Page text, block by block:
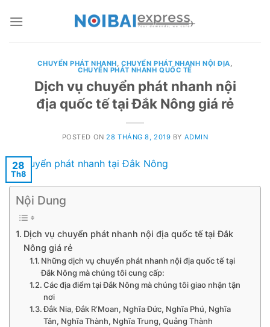
CHUYỂN PHÁT NHANH,CHUYỂN PHÁT NHANH NỘI ĐỊA,
CHUYỂN PHÁT NHANH QUỐC TẾ
Dịch vụ chuyển phát nhanh nội
địa quốc tế tại Đắk Nông giá rẻ
POSTED ON 28 THÁNG 8, 2019 BY ADMIN
28
Th8
Nội Dung
Dịch vụ chuyển phát nhanh nội địa quốc tế tại Đắk
Nông giá rẻ
Những dịch vụ chuyển phát nhanh nội địa quốc tế tại
Đắk Nông mà chúng tôi cung cấp:
Các địa điểm tại Đắk Nông mà chúng tôi giao nhận tận
nơi
Đắk Nia, Đắk R’Moan, Nghĩa Đức, Nghĩa Phú, Nghĩa
Tân, Nghĩa Thành, Nghĩa Trung, Quảng Thành